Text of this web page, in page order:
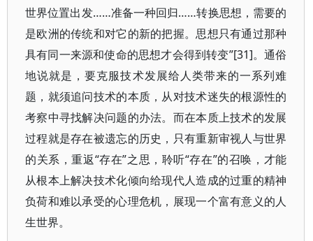
世界位置出发……准备一种回归……转换思想，需要的
是欧洲的传统和对它的新的把握。思想只有通过那种
具有同一来源和使命的思想才会得到转变”[31]。通俗
地说就是，要克服技术发展给人类带来的一系列难
题，就须追问技术的本质，从对技术迷失的根源性的
考察中寻找解决问题的办法。而在本质上技术的发展
过程就是存在被遗忘的历史，只有重新审视人与世界
的关系，重返“存在”之思，聆听“存在”的召唤，才能
从根本上解决技术化倾向给现代人造成的过重的精神
负荷和难以承受的心理危机，展现一个富有意义的人
生世界。